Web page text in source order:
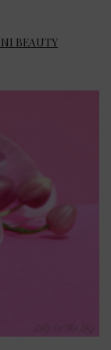
BEAUTY